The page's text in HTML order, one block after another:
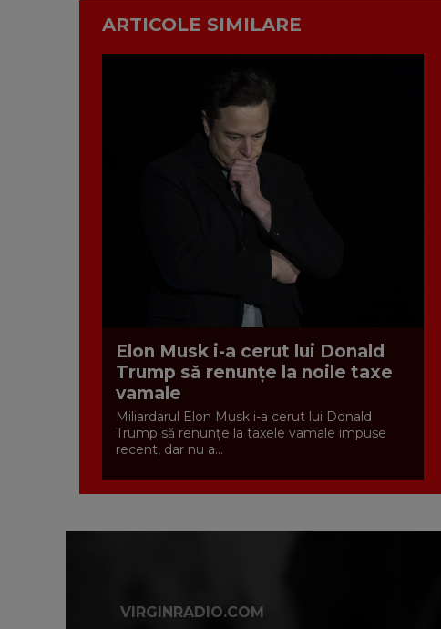
ARTICOLE SIMILARE
Elon Musk i-a cerut lui Donald
Trump să renunțe la noile taxe
vamale
Miliardarul Elon Musk i-a cerut lui Donald
Trump să renunțe la taxele vamale impuse
recent, dar nu a...
VIRGINRADIO.COM